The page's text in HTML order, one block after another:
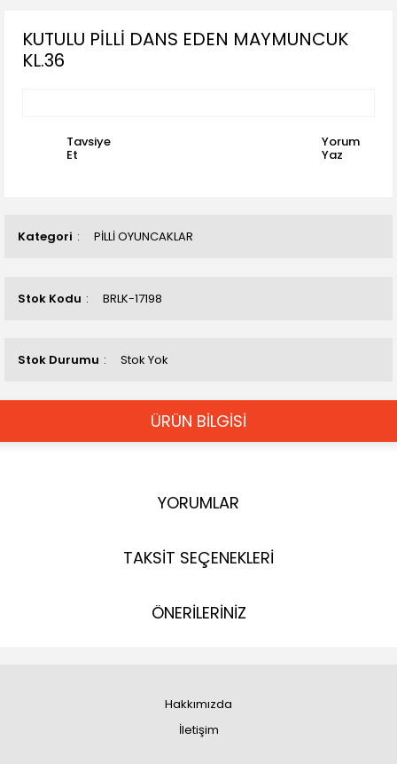
Kategori PİLLİ OYUNCAKLAR
Stok Kodu BRLK-17198
Stok Durumu Stok Yok
KUTULU PİLLİ DANS EDEN MAYMUNCUK
KL.36
Tavsiye
Et
Yorum
Yaz
ÜRÜN BİLGİSİ
YORUMLAR
TAKSİT SEÇENEKLERİ
ÖNERİLERİNİZ
Hakkımızda
İletişim